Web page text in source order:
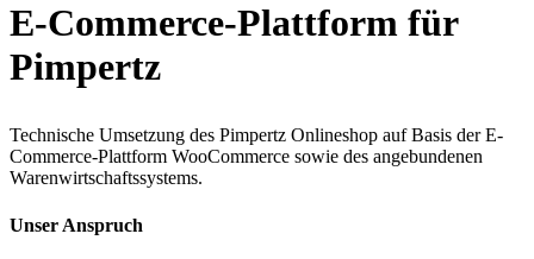
E-Commerce-Plattform für
Pimpertz
Technische Umsetzung des Pimpertz Onlineshop auf Basis der E-
Commerce-Plattform WooCommerce sowie des angebundenen
Warenwirtschaftssystems.
Unser Anspruch